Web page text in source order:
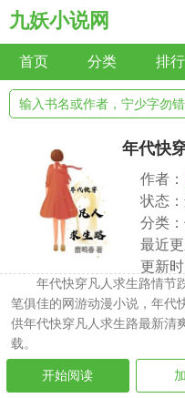
九妖小说网
首页 分类 排行
年代快
作者：
状态
分类
最近更
更新时
年代快穿凡人求生路情节
笔俱佳的网游动漫小说，年代
供年代快穿凡人求生路最新清
载。
开始阅读